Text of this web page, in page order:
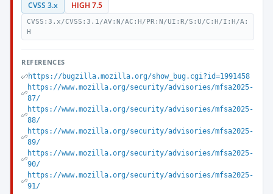
CVSS 3.x HIGH 7.5
CVSS:3.x/CVSS:3.1/AV:N/AC:H/PR:N/UI:R/S:U/C:H/I:H/A:
H
REFERENCES
https://bugzilla.mozilla.org/show_bug.cgi?id=1991458
https://www.mozilla.org/security/advisories/mfsa2025-
87/
https://www.mozilla.org/security/advisories/mfsa2025-
88/
https://www.mozilla.org/security/advisories/mfsa2025-
89/
https://www.mozilla.org/security/advisories/mfsa2025-
90/
https://www.mozilla.org/security/advisories/mfsa2025-
91/